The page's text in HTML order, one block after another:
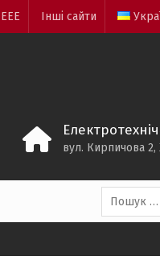
Інші сайти
вул. Кирпичова 2,
Пошук: